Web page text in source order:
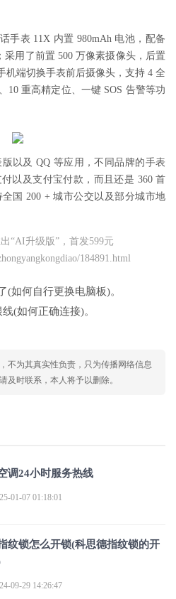
手表 11X 内置 980mAh 电池，配备
采用了前置 500 万像素摄像头，后置
机端切换手表前后摄像头，支持 4 全
10 重高精定位、一键 SOS 告警等功
以及 QQ 等应用，不同品牌的手表
以及支付宝付款，而且还是 360 首
国 200 + 城市公交以及部分城市地
“AI升级版”，首发599元
184891.html
(如何自行更换电脑板)。
(如何正确连接)。
不为其真实性负责，只为传播网络信息
及时联系，本人将予以删除。
调24小时服务热线
01-07 01:18:01
纹锁怎么开锁(科思德指纹锁的开
09-29 14:26:47